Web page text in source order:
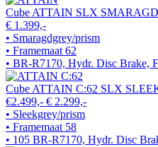
Cube ATTAIN SLX
€ 1.399,-
• Smaragdgrey/prism
• Framemaat 62
• BR-R7170, Hydr. Disc Brake,
Cube ATTAIN C:62 SLX
€2.499,- € 2.299,-
• Sleekgrey/prism
• Framemaat 58
• 105 BR-R7170, Hydr. Disc